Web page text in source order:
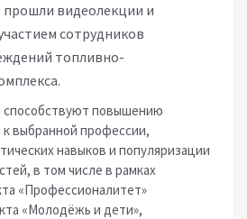
прошли видеолекции и
сотрудников
топливно-
способствуют повышению
выбранной профессии,
навыков и популяризации
в том числе в рамках
«Профессионалитет»
«Молодёжь и дети»,